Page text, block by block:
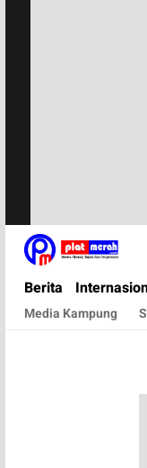
Plat Merah
Berita Terkini, Akurat,
Berita
Media Kampung